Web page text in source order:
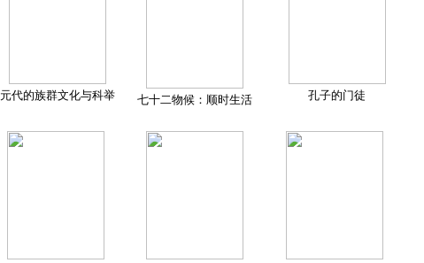
元代的族群文化与科举 七十二物候：顺时生活 孔子的门徒